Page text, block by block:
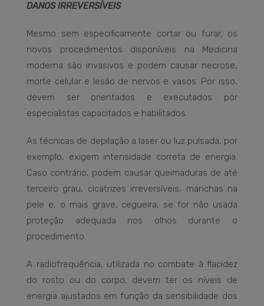
DANOS IRREVERSÍVEIS
Mesmo sem especificamente cortar ou furar, os
novos procedimentos disponíveis na Medicina
moderna são invasivos e podem causar necrose,
morte celular e lesão de nervos e vasos. Por isso,
devem ser orientados e executados por
especialistas capacitados e habilitados.
As técnicas de depilação a laser ou luz pulsada, por
exemplo, exigem intensidade correta de energia.
Caso contrário, podem causar queimaduras de até
terceiro grau, cicatrizes irreversíveis, manchas na
pele e, o mais grave, cegueira, se for não usada
proteção adequada nos olhos durante o
procedimento.
A radiofrequência, utilizada no combate à flacidez
do rosto ou do corpo, devem ter os níveis de
energia ajustados em função da sensibilidade dos